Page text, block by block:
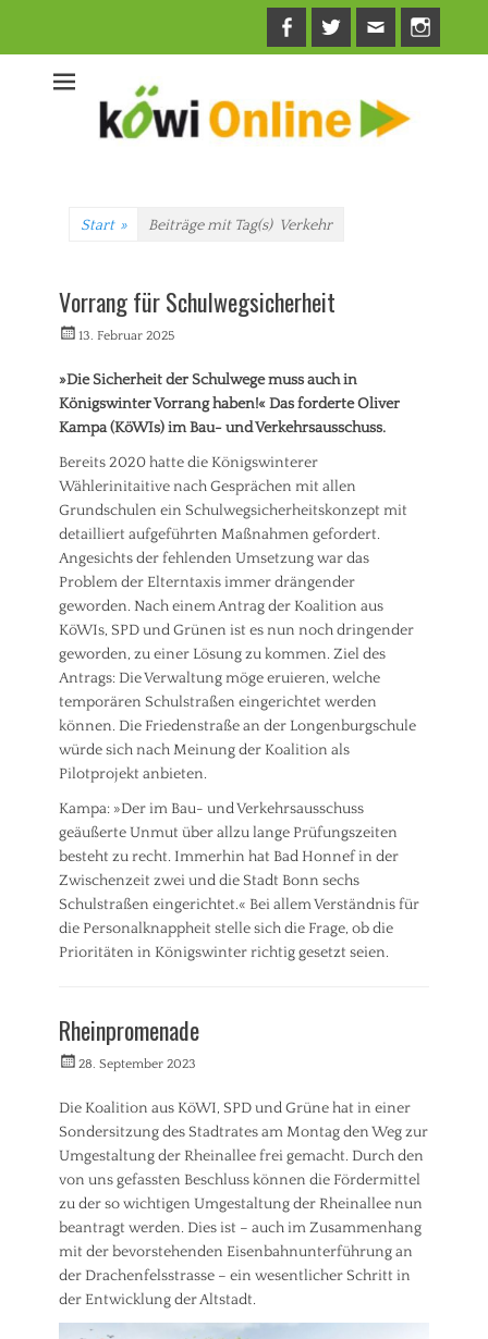
Facebook
Twitter
Mail
Start » Beiträge mit Tag(s) Verkehr
Vorrang für Schulwegsicherheit
Veröffentlicht
13. Februar 2025
»Die Sicherheit der Schulwege muss auch in
Königswinter Vorrang haben!«Das forderte Oliver
Kampa (KöWIs) im Bau- und Verkehrsausschuss.
Bereits 2020 hatte die Königswinterer
Wählerinitaitive nach Gesprächen mit allen
Grundschulen ein Schulwegsicherheitskonzept mit
detailliert aufgeführten Maßnahmen gefordert.
Angesichts der fehlenden Umsetzung war das
Problem der Elterntaxis immer drängender
geworden. Nach einem Antrag der Koalition aus
KöWIs, SPD und Grünen ist es nun noch dringender
geworden, zu einer Lösung zu kommen. Ziel des
Antrags: Die Verwaltung möge eruieren, welche
temporären Schulstraßen eingerichtet werden
können. Die Friedenstraße an der Longenburgschule
würde sich nach Meinung der Koalition als
Pilotprojekt anbieten.
Kampa: »Der im Bau- und Verkehrsausschuss
geäußerte Unmut über allzu lange Prüfungszeiten
besteht zu recht. Immerhin hat Bad Honnef in der
Zwischenzeit zwei und die Stadt Bonn sechs
Schulstraßen eingerichtet.« Bei allem Verständnis für
die Personalknappheit stelle sich die Frage, ob die
Prioritäten in Königswinter richtig gesetzt seien.
r
s
e
m
i
t
i
l
u
n
Rheinpromenade
Veröffentlicht
28. September 2023
Die Koalition aus KöWI, SPD und Grüne hat in einer
Sondersitzung des Stadtrates am Montag den Weg zur
Umgestaltung der Rheinallee frei gemacht. Durch den
von uns gefassten Beschluss können die Fördermittel
zu der so wichtigen Umgestaltung der Rheinallee nun
beantragt werden. Dies ist – auch im Zusammenhang
mit der bevorstehenden Eisenbahnunterführung an
der Drachenfelsstrasse – ein wesentlicher Schritt in
der Entwicklung der Altstadt.